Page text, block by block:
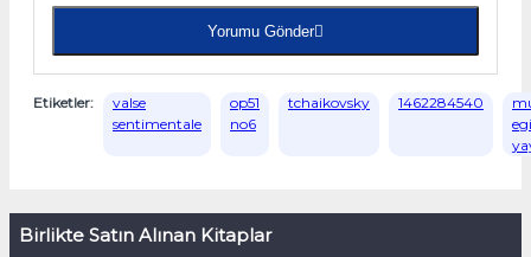
Yorumu Gönder
Etiketler:
valse
sentimentale
op51
no6
tchaikovsky 1462284540
Birlikte Satın Alınan Kitaplar